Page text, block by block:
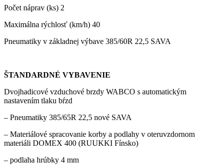
Počet náprav (ks) 2
Maximálna rýchlosť (km/h) 40
Pneumatiky v základnej výbave 385/60R 22,5 SAVA
ŠTANDARDNÉ VYBAVENIE
Dvojhadicové vzduchové brzdy WABCO s automatickým
nastavením tlaku bŕzd
– Pneumatiky 385/65R 22,5 nové SAVA
– Materiálové spracovanie korby a podlahy v oteruvzdornom
materiáli DOMEX 400 (RUUKKI Fínsko)
– podlaha hrúbky 4 mm